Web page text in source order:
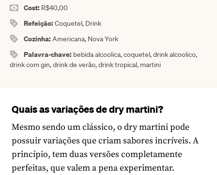
Cost: R$40,00
Refeição:Coquetel, Drink
Cozinha:Americana, Nova York
Palavra-chave: bebida alcoolica, coquetel, drink alcoolico,
drink com gin, drink de verão, drink tropical, martini
Quais as variações de dry martini?
Mesmo sendo um clássico, o dry martini pode
possuir variações que criam sabores incríveis. A
princípio, tem duas versões completamente
perfeitas, que valem a pena experimentar.